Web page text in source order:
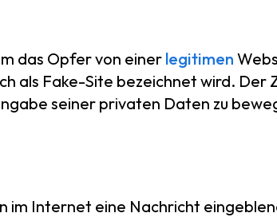
das Opfer von einer legitimen
als Fake-Site bezeichnet wird. Der
seiner privaten Daten zu
im Internet eine Nachricht